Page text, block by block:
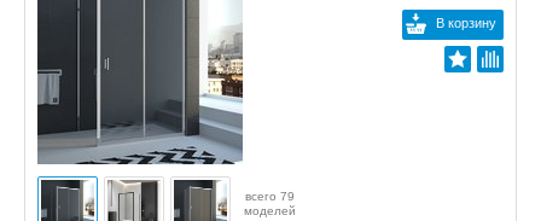
В корзину
всего 79
моделей